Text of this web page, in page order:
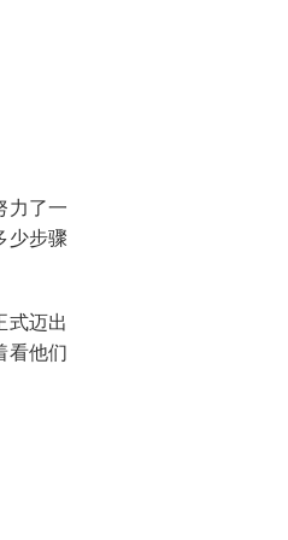
力了一
少步骤
式迈出
看他们